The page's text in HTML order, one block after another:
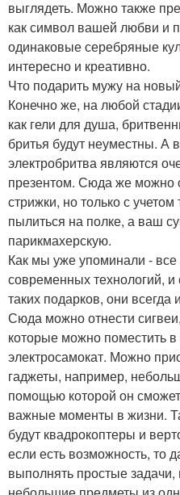
выглядеть. Можно также
как символ вашей любви и
одинаковые серебряные
интересно и креативно.
Что подарить мужу на
Конечно же, на любой
как гели для душа,
бритья будут неуместны. А
электробритва являются
презентом. Сюда же можно
стрижки, но только с учетом
пылиться на полке, а ваш
парикмахерскую.
Как мы уже упоминали -
современных технологий,
таких подарков, они
Сюда можно отнести
которые можно поместить в
электросамокат. Можно
гаджеты, например,
помощью которой он
важные моменты в жизни.
будут квадрокоптеры и
если есть возможность, то
выполнять простые